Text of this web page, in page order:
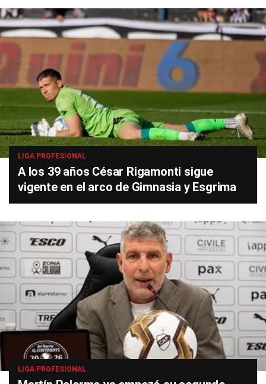
LIGA PROFESIONAL
A los 39 años César Rigamonti sigue
vigente en el arco de Gimnasia y Esgrima
LIGA PROFESIONAL